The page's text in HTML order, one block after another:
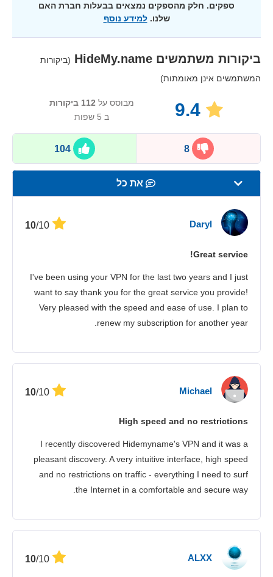
ספקים. חלק מהספקים נמצאים בבעלות חברת האם
שלנו.למידע נוסף
ביקורות משתמשים HideMy.name (ביקורות
המשתמשים אינן מאומתות)
9.4 מבוסס על 112 ביקורות
ב 5 שפות
104 8
את כל
שירות לקוחות
Daryl
/10
Great service!
I've been using your VPN for the last two years and I just
want to say thank you for the great service you provide!
Very pleased with the speed and ease of use. I plan to
renew my subscription for another year.
Michael
/10
High speed and no restrictions
I recently discovered Hidemyname's VPN and it was a
pleasant discovery. A very intuitive interface, high speed
and no restrictions on traffic - everything I need to surf
the Internet in a comfortable and secure way.
ALXX
/10